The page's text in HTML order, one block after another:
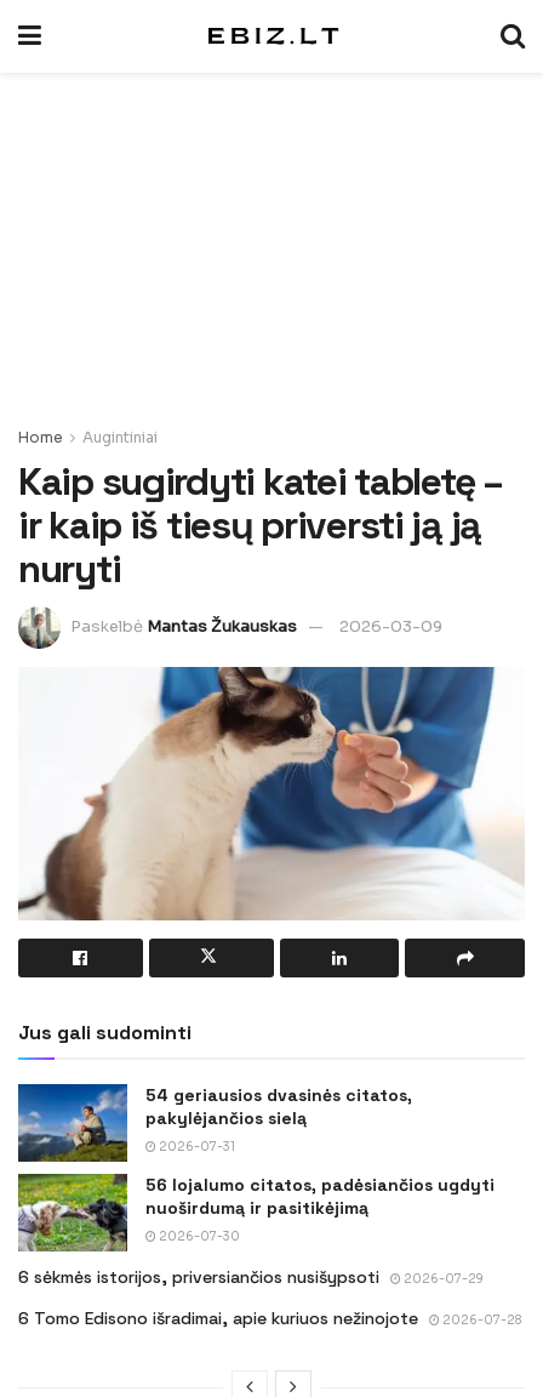
Home Augintiniai
Kaip sugirdyti katei tabletę –
ir kaip iš tiesų priversti ją ją
nuryti
Paskelbė Mantas Žukauskas 2026-03-09
Jus gali sudominti
54 geriausios dvasinės citatos,
pakylėjančios sielą
2026-07-31
56 lojalumo citatos, padėsiančios ugdyti
nuoširdumą ir pasitikėjimą
2026-07-30
6 sėkmės istorijos, priversiančios nusišypsoti 2026-07-29
6 Tomo Edisono išradimai, apie kuriuos nežinojote 2026-07-28